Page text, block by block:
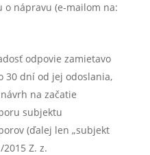
o nápravu (e-mailom na:
odpovie zamietavo
30 dní od jej odoslania,
na začatie
subjektu
(ďalej len „subjekt
2015 Z. z.